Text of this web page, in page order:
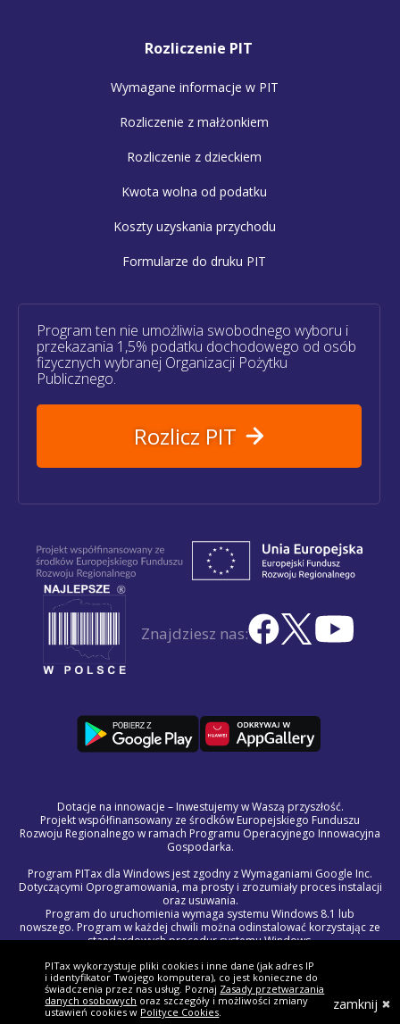
Rozliczenie PIT
Wymagane informacje w PIT
Rozliczenie z małżonkiem
Rozliczenie z dzieckiem
Kwota wolna od podatku
Koszty uzyskania przychodu
Formularze do druku PIT
Program ten nie umożliwia swobodnego wyboru i
przekazania 1,5% podatku dochodowego od osób
fizycznych wybranej Organizacji Pożytku
Publicznego.
Rozlicz PIT
Znajdziesz nas:
Dotacje na innowacje – Inwestujemy w Waszą przyszłość.
Projekt współfinansowany ze środków Europejskiego Funduszu
Rozwoju Regionalnego w ramach Programu Operacyjnego Innowacyjna
Gospodarka.
Program PITax dla Windows jest zgodny z Wymaganiami Google Inc.
Dotyczącymi Oprogramowania, ma prosty i zrozumiały proces instalacji
oraz usuwania.
Program do uruchomienia wymaga systemu Windows 8.1 lub
nowszego. Program w każdej chwili można odinstalować korzystając ze
standardowych procedur systemu Windows.
Świadczenia Usług Drogą Elektroniczną.
W razie wystąpienia problemów technicznych lub błędów w programie,
prosimy o kontakt z naszym zespołem wsparcia pod adresem
pomoc@pitax.pl.
PITax wykorzystuje pliki cookies i inne dane (jak adres IP
i identyfikator Twojego komputera), co jest konieczne do
świadczenia przez nas usług. Poznaj Zasady przetwarzania
danych osobowych oraz szczegóły i możliwości zmiany
ustawień cookies w Polityce Cookies. zamknij